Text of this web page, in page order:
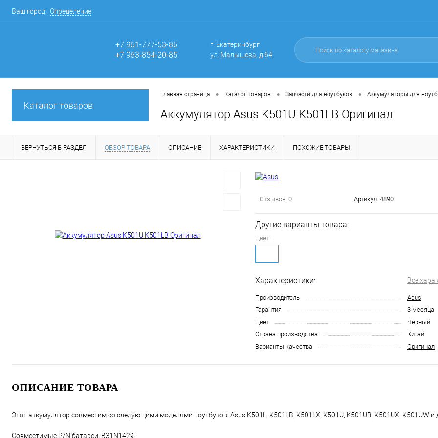
Ваш город: Определение
+7 961-777-53-86
+7 963-854-20-85
г. Екатеринбург
ул. Малышева, д.64
Каталог товаров
Главная страница • Каталог товаров • Запчасти для ноутбуков • Аккумуляторы для
Аккумулятор Asus K501U K501LB Оригинал
ВЕРНУТЬСЯ В РАЗДЕЛ ОБЗОР ТОВАРА ОПИСАНИЕ ХАРАКТЕРИСТИКИ ПОХОЖИЕ ТОВАРЫ
Отзывов: 0 Артикул: 4890
Другие варианты товара:
Цвет:
Характеристики: Все
Производитель
Asus
Гарантия
3 месяца
Цвет
Черный
Страна производства
Китай
Варианты качества
Оригинал
ОПИСАНИЕ ТОВАРА
Этот аккумулятор совместим со следующими моделями ноутбуков: Asus K501L, K501LB, K501LX, K501U, K501UB, K501UX, K501UW
Совместимые P/N батареи: B31N1429.